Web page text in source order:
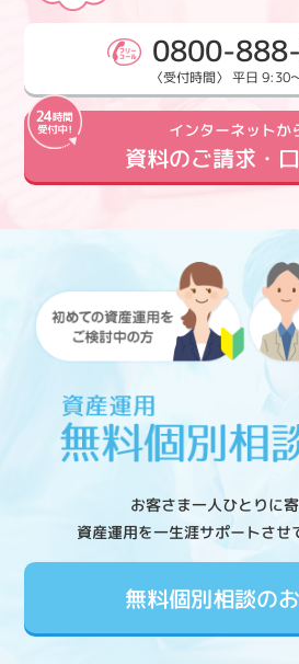
0800-
〈受付時間〉 平日 9:30
インターネットか
資料のご請求・
お客さま一人ひとりに
資産運用を一生涯サポートさせ
無料個別相談の